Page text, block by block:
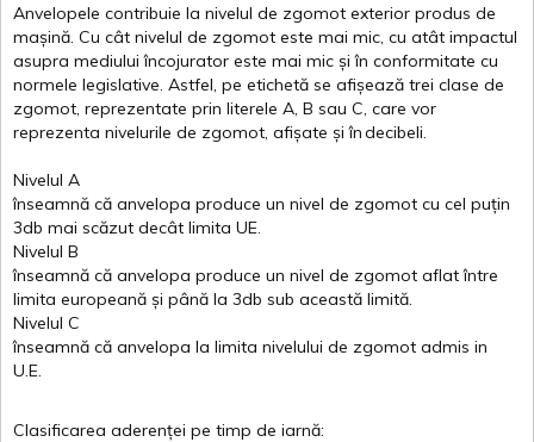
Anvelopele contribuie la nivelul de zgomot exterior produs de
mașină . Cu cât nivelul de zgomot este mai mic, cu atât impactul
asupra mediului încojurator este mai mic și în conformitate cu
normele legislative. Astfel , pe etichetă se afișează trei clase de
zgomot reprezentate prin literele A B sau C , care vor
reprezenta nivelurile de zgomot afișate și îndecibeli
Nivelul A
înseamnă că anvelopa produce un nivel de zgomot cu cel puțin
3db mai scăzut decât limita UE.
Nivelul B
înseamnă că anvelopa produce un nivel de zgomot aflat între
limita europeană și până la 3db sub această limită
Nivelul C
înseamnă că anvelopa la limita nivelului de zgomot admis in
U.E.
Clasificarea aderenței pe timp de iarnă: